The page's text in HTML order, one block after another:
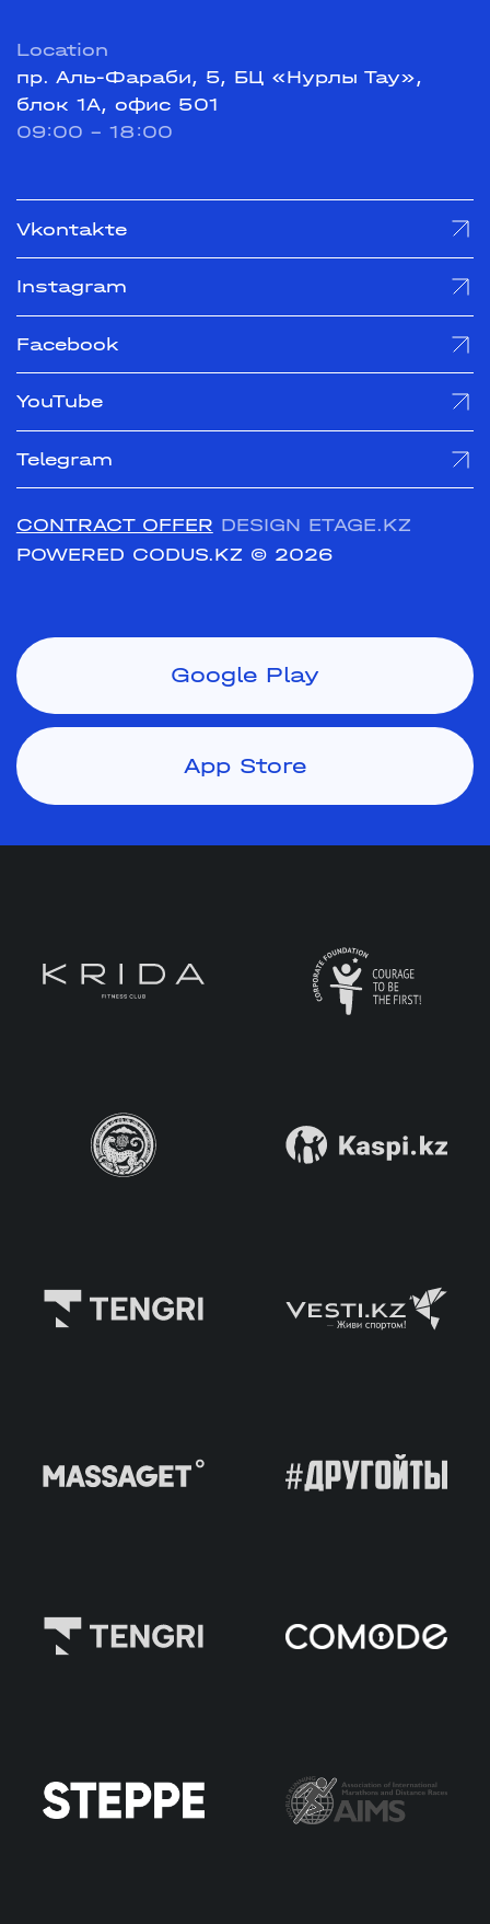
Location
пр. Аль-Фараби, 5, БЦ «Нурлы Тау»,
блок 1А, офис 501
09:00 - 18:00
Vkontakte
Instagram
Facebook
YouTube
Telegram
CONTRACT OFFER DESIGN ETAGE.KZ
POWERED CODUS.KZ © 2026
Google Play
App Store